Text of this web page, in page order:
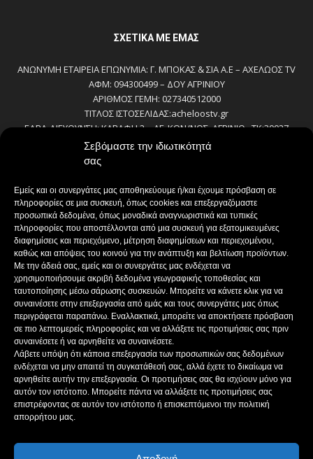
Σεβόμαστε την ιδιωτικότητά
σας
Εμείς και οι συνεργάτες μας αποθηκεύουμε ή/και έχουμε πρόσβαση σε
πληροφορίες σε μια συσκευή, όπως cookies και επεξεργαζόμαστε
προσωπικά δεδομένα, όπως μοναδικά αναγνωριστικά και τυπικές
πληροφορίες που αποστέλλονται από μια συσκευή για εξατομικευμένες
διαφημίσεις και περιεχόμενο, μέτρηση διαφημίσεων και περιεχομένου,
καθώς και απόψεις του κοινού για την ανάπτυξη και βελτίωση προϊόντων.
Με την άδειά σας, εμείς και οι συνεργάτες μας ενδέχεται να
χρησιμοποιήσουμε ακριβή δεδομένα γεωγραφικής τοποθεσίας και
ταυτοποίησης μέσω σάρωσης συσκευών. Μπορείτε να κάνετε κλικ για να
συναινέσετε στην επεξεργασία από εμάς και τους συνεργάτες μας όπως
περιγράφεται παραπάνω. Εναλλακτικά, μπορείτε να αποκτήσετε πρόσβαση
σε πιο λεπτομερείς πληροφορίες και να αλλάξετε τις προτιμήσεις σας πριν
συναινέσετε ή να αρνηθείτε να συναινέσετε.
Λάβετε υπόψη ότι κάποια επεξεργασία των προσωπικών σας δεδομένων
ενδέχεται να μην απαιτεί τη συγκατάθεσή σας, αλλά έχετε το δικαίωμα να
αρνηθείτε αυτήν την επεξεργασία. Οι προτιμήσεις σας θα ισχύουν μόνο για
αυτόν τον ιστότοπο. Μπορείτε πάντα να αλλάξετε τις προτιμήσεις σας
επιστρέφοντας σε αυτόν τον ιστότοπο ή επισκεπτόμενοι την πολιτική
απορρήτου μας.
ΣΧΕΤΙΚΆ ΜΕ ΕΜΆΣ
ΑΝΩΝΥΜΗ ΕΤΑΙΡΕΙΑ ΕΠΩΝΥΜΙΑ: Γ. ΜΠΟΚΑΣ & ΣΙΑ Α.Ε – ΑΧΕΛΩΟΣ TV
ΑΦΜ: 094300499 – ΔΟΥ ΑΓΡΙΝΙΟΥ
ΑΡΙΘΜΟΣ ΓΕΜΗ: 027340512000
ΤΙΤΛΟΣ ΙΣΤΟΣΕΛΙΔΑΣ:acheloostv.gr
ΕΔΡΑ-ΔΙΕΥΘΥΝΣΗ: ΚΑΒΑΦΗ 2 – ΑΓ. ΚΩΝ/ΝΟΣ, ΑΓΡΙΝΙΟ , ΤΚ:30027
ΤΗΛΕΦΩΝΟ: 2641022803 – 58800
E-MAIL: bokas@otenet.gr, info@axeloostv.gr
ΝΟΜΙΜΟΣ ΕΚΠΡΟΣΩΠΟΣ: ΜΠΟΚΑΣ ΚΩΝ/ΝΟΣ
ΔΙΕΥΘΥΝΤΗΣ: ΜΠΟΚΑΣ ΚΩΝ/ΝΟΣ
ΔΙΕΥΘΥΝΤΗΣ ΣΥΝΤΑΞΗΣ:ΚΟΥΤΣΙΚΟΣ ΠΑΝΤΕΛΗΣ
ΔΙΑΧΕΙΡΙΣΤΗΣ-ΔΙΚΑΙΟΥΧΟΣ domain: ΜΠΟΚΑΣ ΚΩΝ/ΝΟΣ – Γ. ΜΠΟΚΑΣ &
ΣΙΑ Α.Ε
ΔΗΜΟΣΙΟΓΡΑΦΟΙ:
ΚΟΥΤΣΙΚΟΣ ΠΑΝΤΕΛΗΣ
ΒΑΚΡΑΚΟΥ ΣΟΦΙΑ
ΠΑΠΑΔΗΜΗΤΡΙΟΥ ΔΗΜΗΤΡΗΣ
ΚΟΥΤΣΙΟΥΜΠΑΣ ΑΛΕΞΑΝΔΡΟΣ
ΑΚΟΛΟΥΘΗΣΕ ΜΑΣ